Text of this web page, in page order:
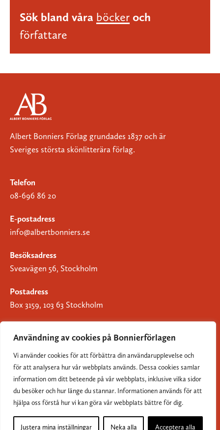
Användning av cookies på Bonnierförlagen
Vi använder cookies för att förbättra din användarupplevelse och
för att analysera hur vår webbplats används. Dessa cookies samlar
information om ditt beteende på vår webbplats, inklusive vilka sidor
du besöker och hur länge du stannar. Informationen används för att
hjälpa oss förstå hur vi kan göra vår webbplats bättre för dig.
Justera mina inställningar Neka alla Acceptera alla
Sök bland våra böcker och
författare
Albert Bonniers Förlag grundades 1837 och är
Sveriges största skönlitterära förlag.
Telefon
08-696 86 20
E-postadress
info@albertbonniers.se
Besöksadress
Sveavägen 56, Stockholm
Postadress
Box 3159, 103 63 Stockholm
Om Bonnierförlagen
Cookies
Integritetspolicy